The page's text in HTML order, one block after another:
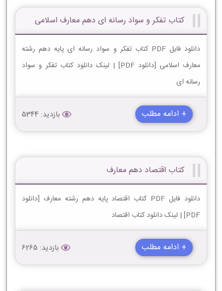
کتاب تفکر و سواد رسانه ای دهم معارف اسلامی
دانلود فایل PDF کتاب تفکر و سواد رسانه ای پایه دهم رشته
معارف اسلامی [دانلود PDF] | لینک دانلود کتاب تفکر و سواد
رسانه ای
+ ادامه مطلب بازدید: 5344
کتاب اقتصاد دهم معارف
دانلود فایل PDF کتاب اقتصاد پایه دهم رشته معارف [دانلود
PDF] | لینک دانلود کتاب اقتصاد
+ ادامه مطلب بازدید: 6265